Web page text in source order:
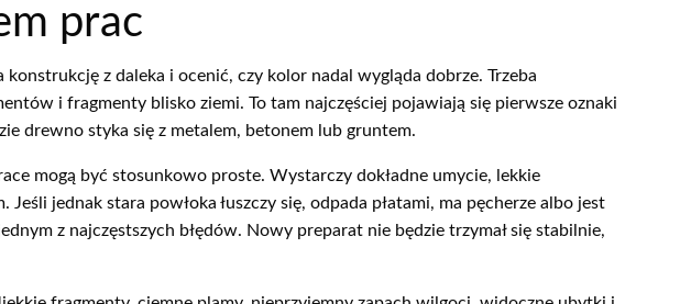
prac
z daleka i ocenić, czy kolor nadal wygląda dobrze. Trzeba
i fragmenty blisko ziemi. To tam najczęściej pojawiają się pierwsze oznaki
drewno styka się z metalem, betonem lub gruntem.
mogą być stosunkowo proste. Wystarczy dokładne umycie, lekkie
jednak stara powłoka łuszczy się, odpada płatami, ma pęcherze albo jest
z najczęstszych błędów. Nowy preparat nie będzie trzymał się stabilnie,